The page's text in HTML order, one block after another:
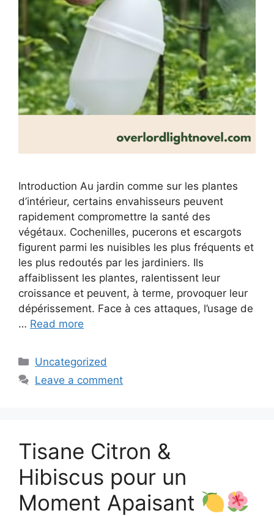
Introduction Au jardin comme sur les plantes
d’intérieur, certains envahisseurs peuvent
rapidement compromettre la santé des
végétaux. Cochenilles, pucerons et escargots
figurent parmi les nuisibles les plus fréquents et
les plus redoutés par les jardiniers. Ils
affaiblissent les plantes, ralentissent leur
croissance et peuvent, à terme, provoquer leur
dépérissement. Face à ces attaques, l’usage de
… Read more
Categories
Uncategorized
Leave a comment
Tisane Citron &
Hibiscus pour un
Moment Apaisant